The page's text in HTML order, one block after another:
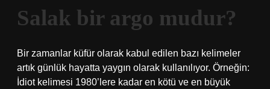
Salak bir argo mudur?
Bir zamanlar küfür olarak kabul edilen bazı kelimeler
artık günlük hayatta yaygın olarak kullanılıyor. Örneğin:
İdiot kelimesi 1980’lere kadar en kötü ve en büyük